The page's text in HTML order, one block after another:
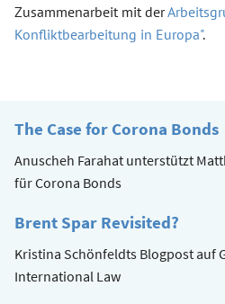
Zusammenarbeit mit der
Konfliktbearbeitung in Europa".
The Case for Corona Bonds
Anuscheh Farahat unterstützt
für Corona Bonds
Brent Spar Revisited?
Kristina Schönfeldts Blogpost auf
International Law